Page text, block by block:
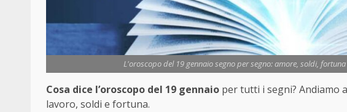
L'oroscopo del 19 gennaio segno per segno: amore, soldi,
Cosa dice l’oroscopo del 19 gennaio per tutti i segni? Andiamo
lavoro, soldi e fortuna.